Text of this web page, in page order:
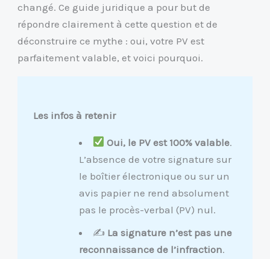
changé. Ce guide juridique a pour but de
répondre clairement à cette question et de
déconstruire ce mythe : oui, votre PV est
parfaitement valable, et voici pourquoi.
Les infos à retenir
Oui, le PV est 100% valable.
L’absence de votre signature sur
le boîtier électronique ou sur un
avis papier ne rend absolument
pas le procès-verbal (PV) nul.
✍️ La signature n’est pas une
reconnaissance de l’infraction.